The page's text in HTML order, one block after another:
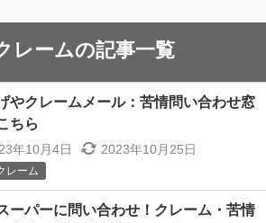
レームの記事一覧
やクレームメール：苦情問い合わせ窓
ちら
年10月4日 2023年10月25日
レーム
ーパーに問い合わせ！クレーム・苦情